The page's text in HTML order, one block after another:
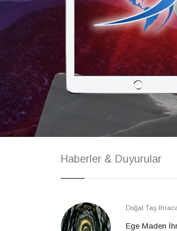
Haberler & Duyurular
Doğal Taş
Ege Maden